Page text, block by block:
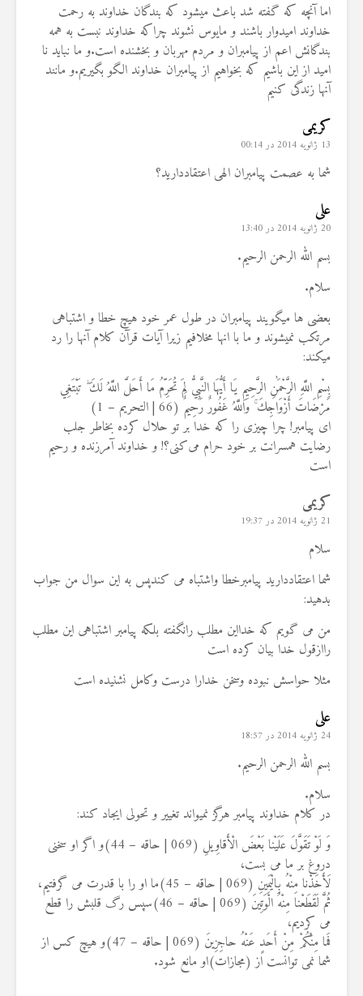
اما آنچه که گفته شد باعث میشود که بندگان خداوند به رحمت
خداوند امیدوار باشند و مایوس نشوند چراکه خداوند نبست به همه
بندگانش اعم از پیامبران و مردم مهربان و بخشنده است.و ما نباید نا
امید از این باشیم که بخواهیم از پیامبران خداوند الگو بگیریم.و مانند
آنها زندگی کنیم
کریمی
13 ژانویه 2014 در 00:14
شما به عصمت پیامبران الهی اعتقاددارید؟
علی
20 ژانویه 2014 در 13:40
بسم الله الرحمن الرحیم.
سلام.
بعضی ها میگویند پیامبران در طول عمر خود هیچ خطا و اشتباهی
مرتکب نمیشوند و ما با انها مخلافیم زیرا آیات قرآن کلام آنها را رد
میکند:
بِسْمِ اللَّهِ الرَّحْمَٰنِ الرَّحِيمِ يَا أَيُّهَا النَّبِيُّ لِمَ تُحَرِّمُ مَا أَحَلَّ اللَّهُ لَكَ ۖ تَبْتَغِي
مَرْضَاتَ أَزْوَاجِكَ ۚ وَاللَّهُ غَفُورٌ رَحِيمٌ (66 | التحريم – 1)
ای پیامبر! چرا چیزی را که خدا بر تو حلال کرده بخاطر جلب
رضایت همسرانت بر خود حرام می‌کنی؟! و خداوند آمرزنده و رحیم
است
کریمی
21 ژانویه 2014 در 19:37
سلام
شما اعتقاددارید پیامبرخطا واشتباه می کندپس به این سوال من جواب
بدهید:
من می گویم که خدااین مطلب رانگفته بلکه پیامبر اشتباهی این مطلب
راازقول خدا بیان کرده است
مثلا حواسش نبوده وسخن خدارا درست وکامل نشنیده است
علی
24 ژانویه 2014 در 18:57
بسم الله الرحمن الرحیم.
سلام.
در کلام خداوند پیامبر هرگز نمیواند تغییر و تحولی ایجاد کند:
وَ لَوْ تَقَوَّلَ عَلَيْنا بَعْضَ الْأَقاوِيلِ (069 | حاقه – 44)و اگر او سخنى
دروغ بر ما مى بست،
لَأَخَذْنا مِنْهُ بِالْيَمِينِ (069 | حاقه – 45)ما او را با قدرت مى گرفتيم،
ثُمَّ لَقَطَعْنا مِنْهُ الْوَتِينَ (069 | حاقه – 46)سپس رگ قلبش را قطع
مى كرديم،
فَما مِنْكُمْ مِنْ أَحَدٍ عَنْهُ حاجِزِينَ (069 | حاقه – 47)و هيچ كس از
شما نمى توانست از (مجازات)او مانع شود.